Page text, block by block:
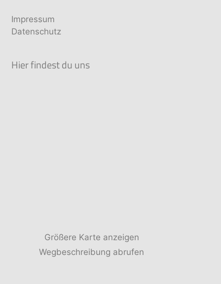
Impressum
Datenschutz
Hier findest du uns
Größere Karte anzeigen
Wegbeschreibung abrufen